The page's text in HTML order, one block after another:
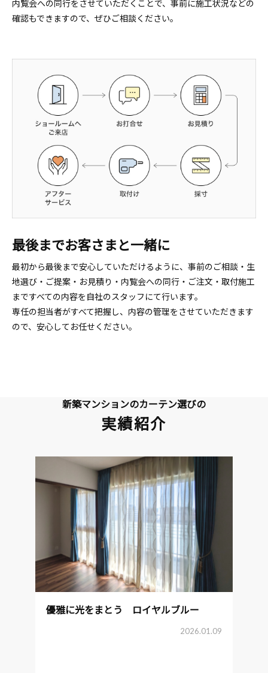
内覧会への同行をさせていただくことで、事前に施工状況などの
確認もできますので、ぜひご相談ください。
最後までお客さまと一緒に
最初から最後まで安心していただけるように、事前のご相談・生
地選び・ご提案・お見積り・内覧会への同行・ご注文・取付施工
まですべての内容を自社のスタッフにて行います。
専任の担当者がすべて把握し、内容の管理をさせていただきます
ので、安心してお任せください。
新築マンションのカーテン選びの
実績紹介
優雅に光をまとう ロイヤルブルー
2026.01.09